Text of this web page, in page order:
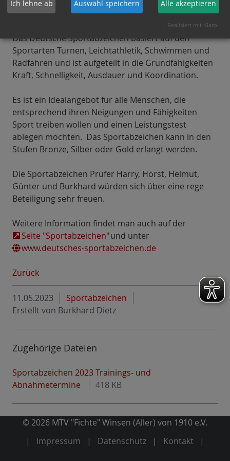
Sportanlage hinter der Oberschule.
Das Deutsche Sportabzeichen basiert auf den
Sportarten Turnen, Leichtathletik, Schwimmen und
Radfahren und ist aufgeteilt in die Grundfähigkeiten
Kraft, Schnelligkeit, Ausdauer und Koordination.
Es ist ein Idealangebot für alle Menschen, die
entsprechend ihren Neigungen und Fähigkeiten
Sport treiben wollen und einen Leistungstest
ablegen möchten. Das Sportabzeichen kann in den
Stufen Bronze, Silber oder Gold erlangt werden.
Die Sportabzeichen Prüfer Harry, Horst, Helmut,
Günter und Burkhard würden sich über eine rege
Beteiligung sehr freuen.
Weitere Information findet man auch auf der
Seite "Sportabzeichen"und unter
www.deutsches-sportabzeichen.de
.
Zurück
11.05.2023
Sportabzeichen
Erstellt von Burkhard Dietz
Zugehörige Dateien
Sportabzeichen 2023 Trainings- und
Abnahmetermine
418 KB
© 2026 MTV "Fichte" Winsen (Aller) von 1910 e.V.
Impressum
Datenschutz Kontakt
Ich lehne ab Auswahl speichern Alle akzeptieren
Realisiert mit Klaro!